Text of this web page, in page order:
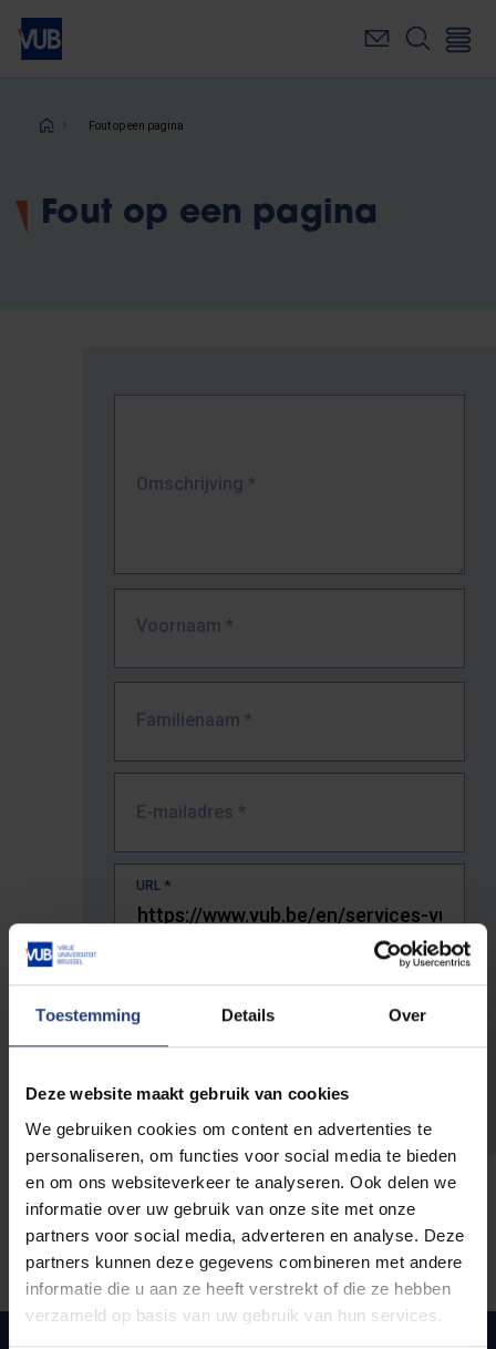
Toestemming Details Over
Deze website maakt gebruik van cookies
We gebruiken cookies om content en advertenties te
personaliseren, om functies voor social media te bieden
en om ons websiteverkeer te analyseren. Ook delen we
informatie over uw gebruik van onze site met onze
partners voor social media, adverteren en analyse. Deze
partners kunnen deze gegevens combineren met andere
informatie die u aan ze heeft verstrekt of die ze hebben
verzameld op basis van uw gebruik van hun services.
Overslaan
naar
inhoudKruimelpad
Fout op een pagina
Fout op een pagina
Omschrijving *
Voornaam *
Familienaam *
E-mailadres *
URL *
De volledige URL van de pagina waar je de fout zag.